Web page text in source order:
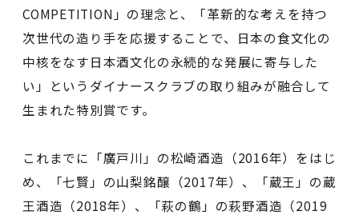
COMPETITION」の理念と、「革新的な考えを持つ
次世代の造り手を応援することで、日本の食文化の
中核をなす日本酒文化の永続的な発展に寄与した
い」というダイナースクラブの取り組みが融合して
生まれた特別賞です。
これまでに「廣戸川」の松崎酒造（2016年）をはじ
め、「七賢」の山梨銘醸（2017年）、「蔵王」の蔵
王酒造（2018年）、「萩の鶴」の萩野酒造（2019